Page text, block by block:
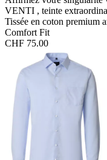
VENTI , teinte
Tissée en coton premium
Comfort Fit
CHF 75.00